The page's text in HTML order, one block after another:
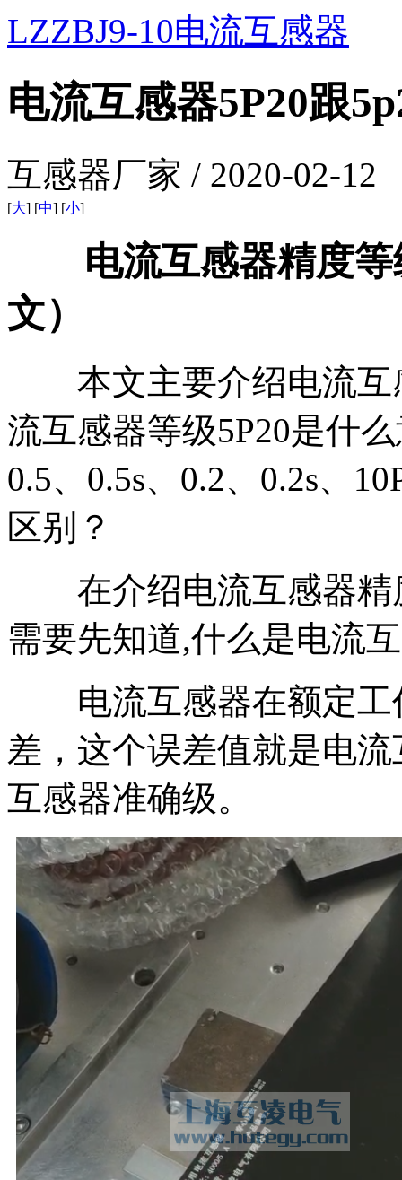
LZZBJ9-10电流互感器
电流互感器5P20跟
互感器厂家 / 2020-02-12
[大] [中] [小]
电流互感器精度等
文）
本文主要介绍电流互
流互感器等级5P20是什
0.5、0.5s、0.2、0.2s、
区别？
在介绍电流互感器精
需要先知道,什么是电流
电流互感器在额定工
差，这个误差值就是电
互感器准确级。